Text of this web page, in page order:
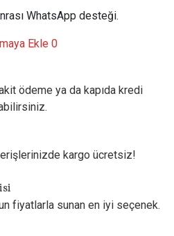
nesil standart Vinci, Drag X/S
Voopoo Drag S3, Drag X3,
X tank mimarisini ve yüksek
güncel Voopoo modelleriyle
WhatsApp desteği.
Ekle 0
ödeme ya da kapıda kredi
kargo ücretsiz!
fiyatlarla sunan en iyi seçenek.